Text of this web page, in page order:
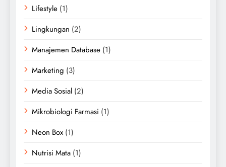
Lifestyle (1)
Lingkungan (2)
Manajemen Database (1)
Marketing (3)
Media Sosial (2)
Mikrobiologi Farmasi (1)
Neon Box (1)
Nutrisi Mata (1)